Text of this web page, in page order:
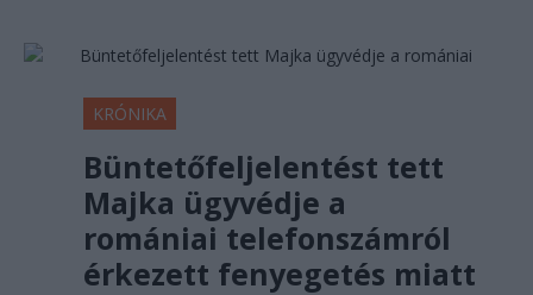
KRÓNIKA
Büntetőfeljelentést tett
Majka ügyvédje a
romániai telefonszámról
érkezett fenyegetés miatt